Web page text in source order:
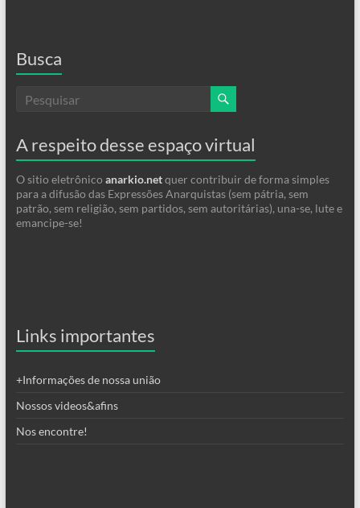
Busca
A respeito desse espaço virtual
O sitio eletrônico anarkio.netquer contribuir de forma simples
para a difusão das Expressões Anarquistas (sem pátria, sem
patrão, sem religião, sem partidos, sem autoritárias), una-se, lute e
emancipe-se!
Links importantes
+Informações de nossa união
Nossos videos&afins
Nos encontre!